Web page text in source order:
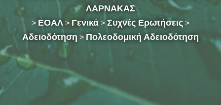
ΛΑΡΝΑΚΑΣ
> ΕΟΑΛ > Γενικά > Συχνές Ερωτήσεις >
Αδειοδότηση > Πολεοδομική Αδειοδότηση